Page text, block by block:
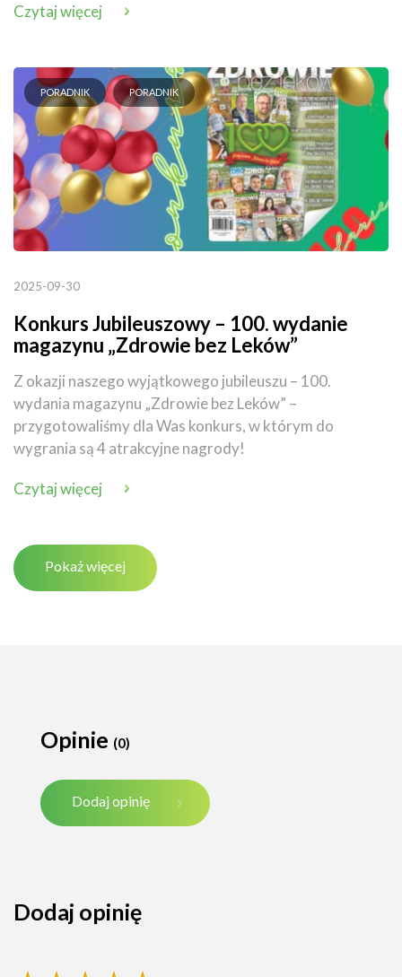
Czytaj więcej
PORADNIK PORADNIK
2025-09-30
Konkurs Jubileuszowy – 100. wydanie
magazynu „Zdrowie bez Leków”
Z okazji naszego wyjątkowego jubileuszu – 100.
wydania magazynu „Zdrowie bez Leków” –
przygotowaliśmy dla Was konkurs, w którym do
wygrania są 4 atrakcyjne nagrody!
Czytaj więcej
Pokaż więcej
Opinie (0)
Dodaj opinię
Dodaj opinię